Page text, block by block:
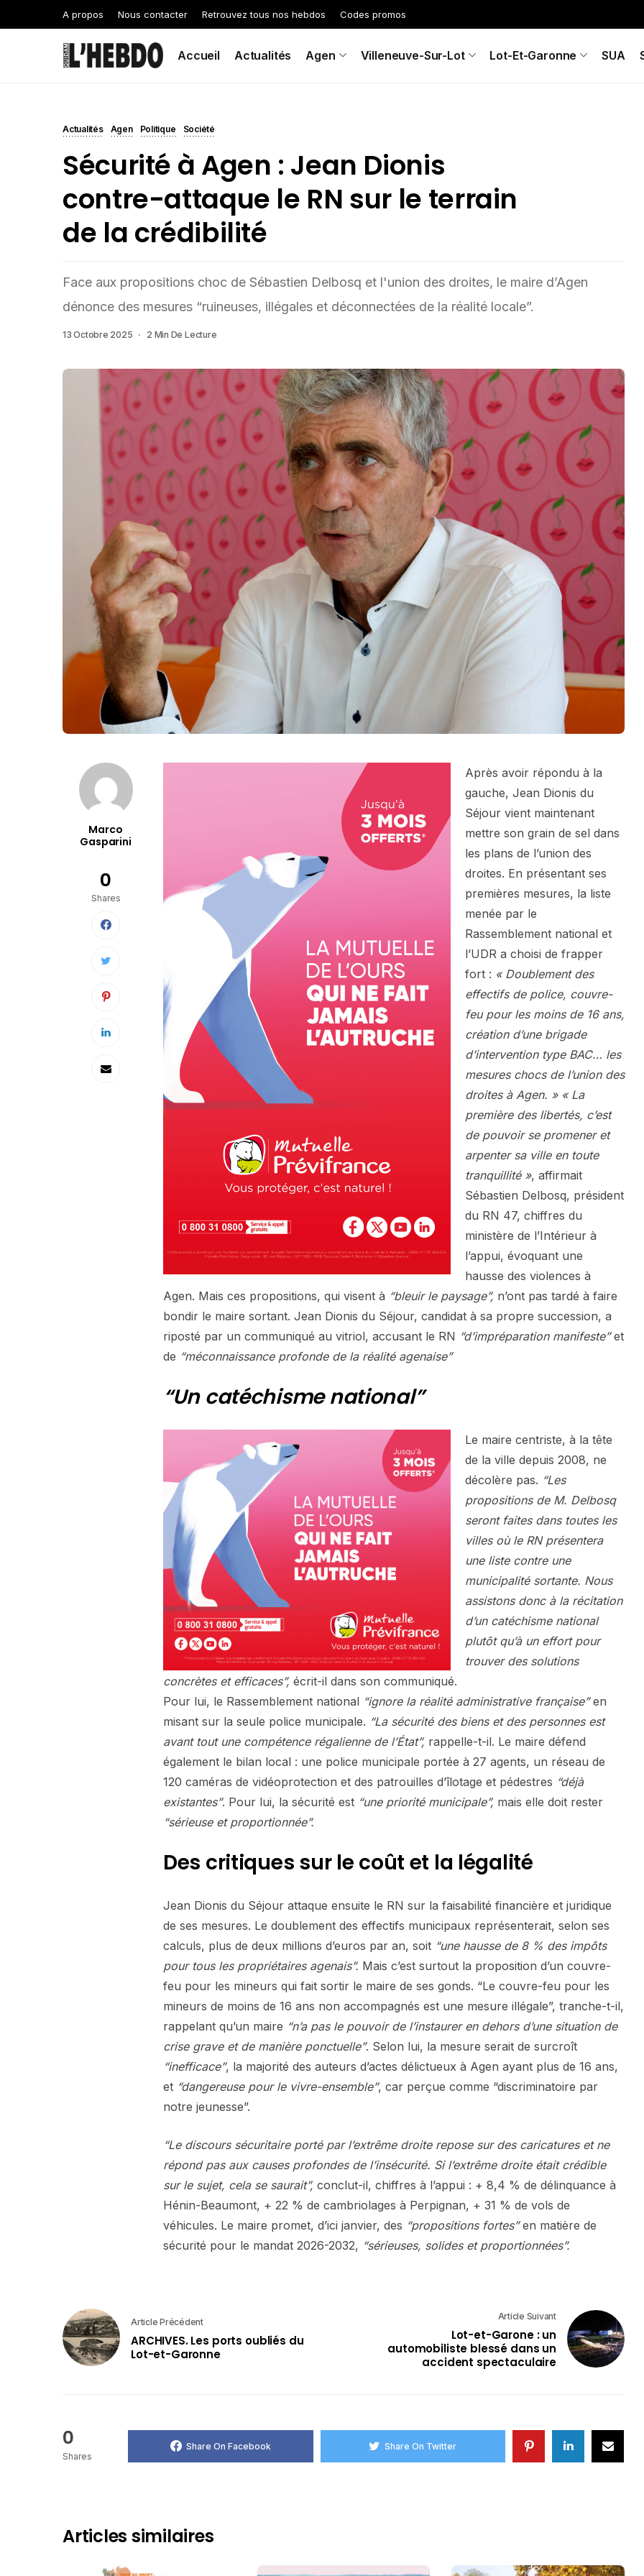
A propos Nous contacter Retrouvez tous nos hebdos Codes promos
Accueil Actualités Agen Villeneuve-Sur-Lot Lot-Et-Garonne SUA
Actualités Agen Politique Société
Sécurité à Agen : Jean Dionis
contre-attaque le RN sur le terrain
de la crédibilité
Face aux propositions choc de Sébastien Delbosq et l'union des droites, le maire d’Agen
dénonce des mesures “ruineuses, illégales et déconnectées de la réalité locale”.
13 Octobre 2025 2 Min De Lecture
Marco
Gasparini
0
Shares
Après avoir répondu à la
gauche, Jean Dionis du
Séjour vient maintenant
mettre son grain de sel dans
les plans de l’union des
droites. En présentant ses
premières mesures, la liste
menée par le
Rassemblement national et
l’UDR a choisi de frapper
fort : « Doublement des
effectifs de police, couvre-
feu pour les moins de 16 ans,
création d’une brigade
d’intervention type BAC… les
mesures chocs de l’union des
droites à Agen. » « La
première des libertés, c’est
de pouvoir se promener et
arpenter sa ville en toute
tranquillité », affirmait
Sébastien Delbosq, président
du RN 47, chiffres du
ministère de l’Intérieur à
l’appui, évoquant une
hausse des violences à
Agen. Mais ces propositions, qui visent à “bleuir le paysage”, n’ont pas tardé à faire
bondir le maire sortant. Jean Dionis du Séjour, candidat à sa propre succession, a
riposté par un communiqué au vitriol, accusant le RN “d’impréparation manifeste”et
de “méconnaissance profonde de la réalité agenaise”
“Un catéchisme national”
Le maire centriste, à la tête
de la ville depuis 2008, ne
décolère pas. “Les
propositions de M. Delbosq
seront faites dans toutes les
villes où le RN présentera
une liste contre une
municipalité sortante. Nous
assistons donc à la récitation
d’un catéchisme national
plutôt qu’à un effort pour
trouver des solutions
concrètes et efficaces”, écrit-il dans son communiqué.
Pour lui, le Rassemblement national “ignore la réalité administrative française”en
misant sur la seule police municipale. “La sécurité des biens et des personnes est
avant tout une compétence régalienne de l’État”, rappelle-t-il. Le maire défend
également le bilan local : une police municipale portée à 27 agents, un réseau de
120 caméras de vidéoprotection et des patrouilles d’îlotage et pédestres “déjà
existantes”. Pour lui, la sécurité est “une priorité municipale”, mais elle doit rester
“sérieuse et proportionnée”.
Des critiques sur le coût et la légalité
Jean Dionis du Séjour attaque ensuite le RN sur la faisabilité financière et juridique
de ses mesures. Le doublement des effectifs municipaux représenterait, selon ses
calculs, plus de deux millions d’euros par an, soit “une hausse de 8 % des impôts
pour tous les propriétaires agenais”. Mais c’est surtout la proposition d’un couvre-
feu pour les mineurs qui fait sortir le maire de ses gonds. “Le couvre-feu pour les
mineurs de moins de 16 ans non accompagnés est une mesure illégale”, tranche-t-il,
rappelant qu’un maire “n’a pas le pouvoir de l’instaurer en dehors d’une situation de
crise grave et de manière ponctuelle”. Selon lui, la mesure serait de surcroît
“inefficace”, la majorité des auteurs d’actes délictueux à Agen ayant plus de 16 ans,
et “dangereuse pour le vivre-ensemble”, car perçue comme “discriminatoire par
notre jeunesse”.
“Le discours sécuritaire porté par l’extrême droite repose sur des caricatures et ne
répond pas aux causes profondes de l’insécurité. Si l’extrême droite était crédible
sur le sujet, cela se saurait”, conclut-il, chiffres à l’appui : + 8,4 % de délinquance à
Hénin-Beaumont, + 22 % de cambriolages à Perpignan, + 31 % de vols de
véhicules. Le maire promet, d’ici janvier, des “propositions fortes”en matière de
sécurité pour le mandat 2026-2032, “sérieuses, solides et proportionnées”.
Article Précédent
ARCHIVES. Les ports oubliés du
Lot-et-Garonne
Article Suivant
Lot-et-Garone : un
automobiliste blessé dans un
accident spectaculaire
0
Shares
Share On Facebook Share On Twitter
Articles similaires